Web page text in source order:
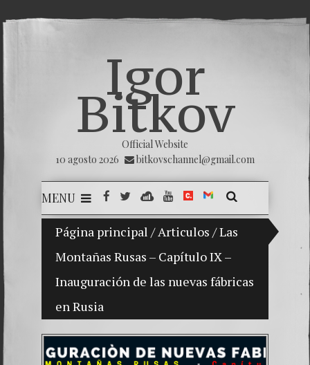
Igor
Bitkov
Official Website
10 agosto 2026
bitkovschannel@gmail.com
MENU
Página principal /Articulos /Las
Montañas Rusas – Capítulo IX –
Inauguración de las nuevas fábricas
en Rusia
hijo Vladimir Bitkov, una promesa del tenis
Una
7.